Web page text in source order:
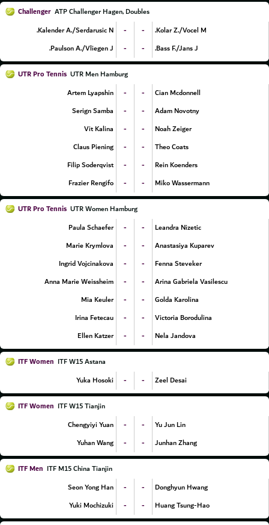
Challenger ATP Challenger Hagen, Doubles
Kalender A./Serdarusic N.
- -
Kolar Z./Vocel M.
Paulson A./Vliegen J.
- - Bass F./Jans J.
UTR Pro Tennis UTR Men Hamburg
Artem Lyapshin
- -
Cian Mcdonnell
Serign Samba
- -
Adam Novotny
Vit Kalina
- -
Noah Zeiger
Claus Piening
- -
Theo Coats
Filip Soderqvist
- -
Rein Koenders
Frazier Rengifo
- - Miko Wassermann
UTR Pro Tennis UTR Women Hamburg
Paula Schaefer
- -
Leandra Nizetic
Marie Krymlova
- -
Anastasiya Kuparev
Ingrid Vojcinakova
- -
Fenna Steveker
Anna Marie Weissheim
- -
Arina Gabriela Vasilescu
Mia Keuler
- -
Golda Karolina
Irina Fetecau
- -
Victoria Borodulina
Ellen Katzer
- - Nela Jandova
ITF Women ITF W15 Astana
Yuka Hosoki
- - Zeel Desai
ITF Women ITF W15 Tianjin
Chengyiyi Yuan
- -
Yu Jun Lin
Yuhan Wang
- - Junhan Zhang
ITF Men ITF M15 China Tianjin
Seon Yong Han
- -
Donghyun Hwang
Yuki Mochizuki
- - Huang Tsung-Hao